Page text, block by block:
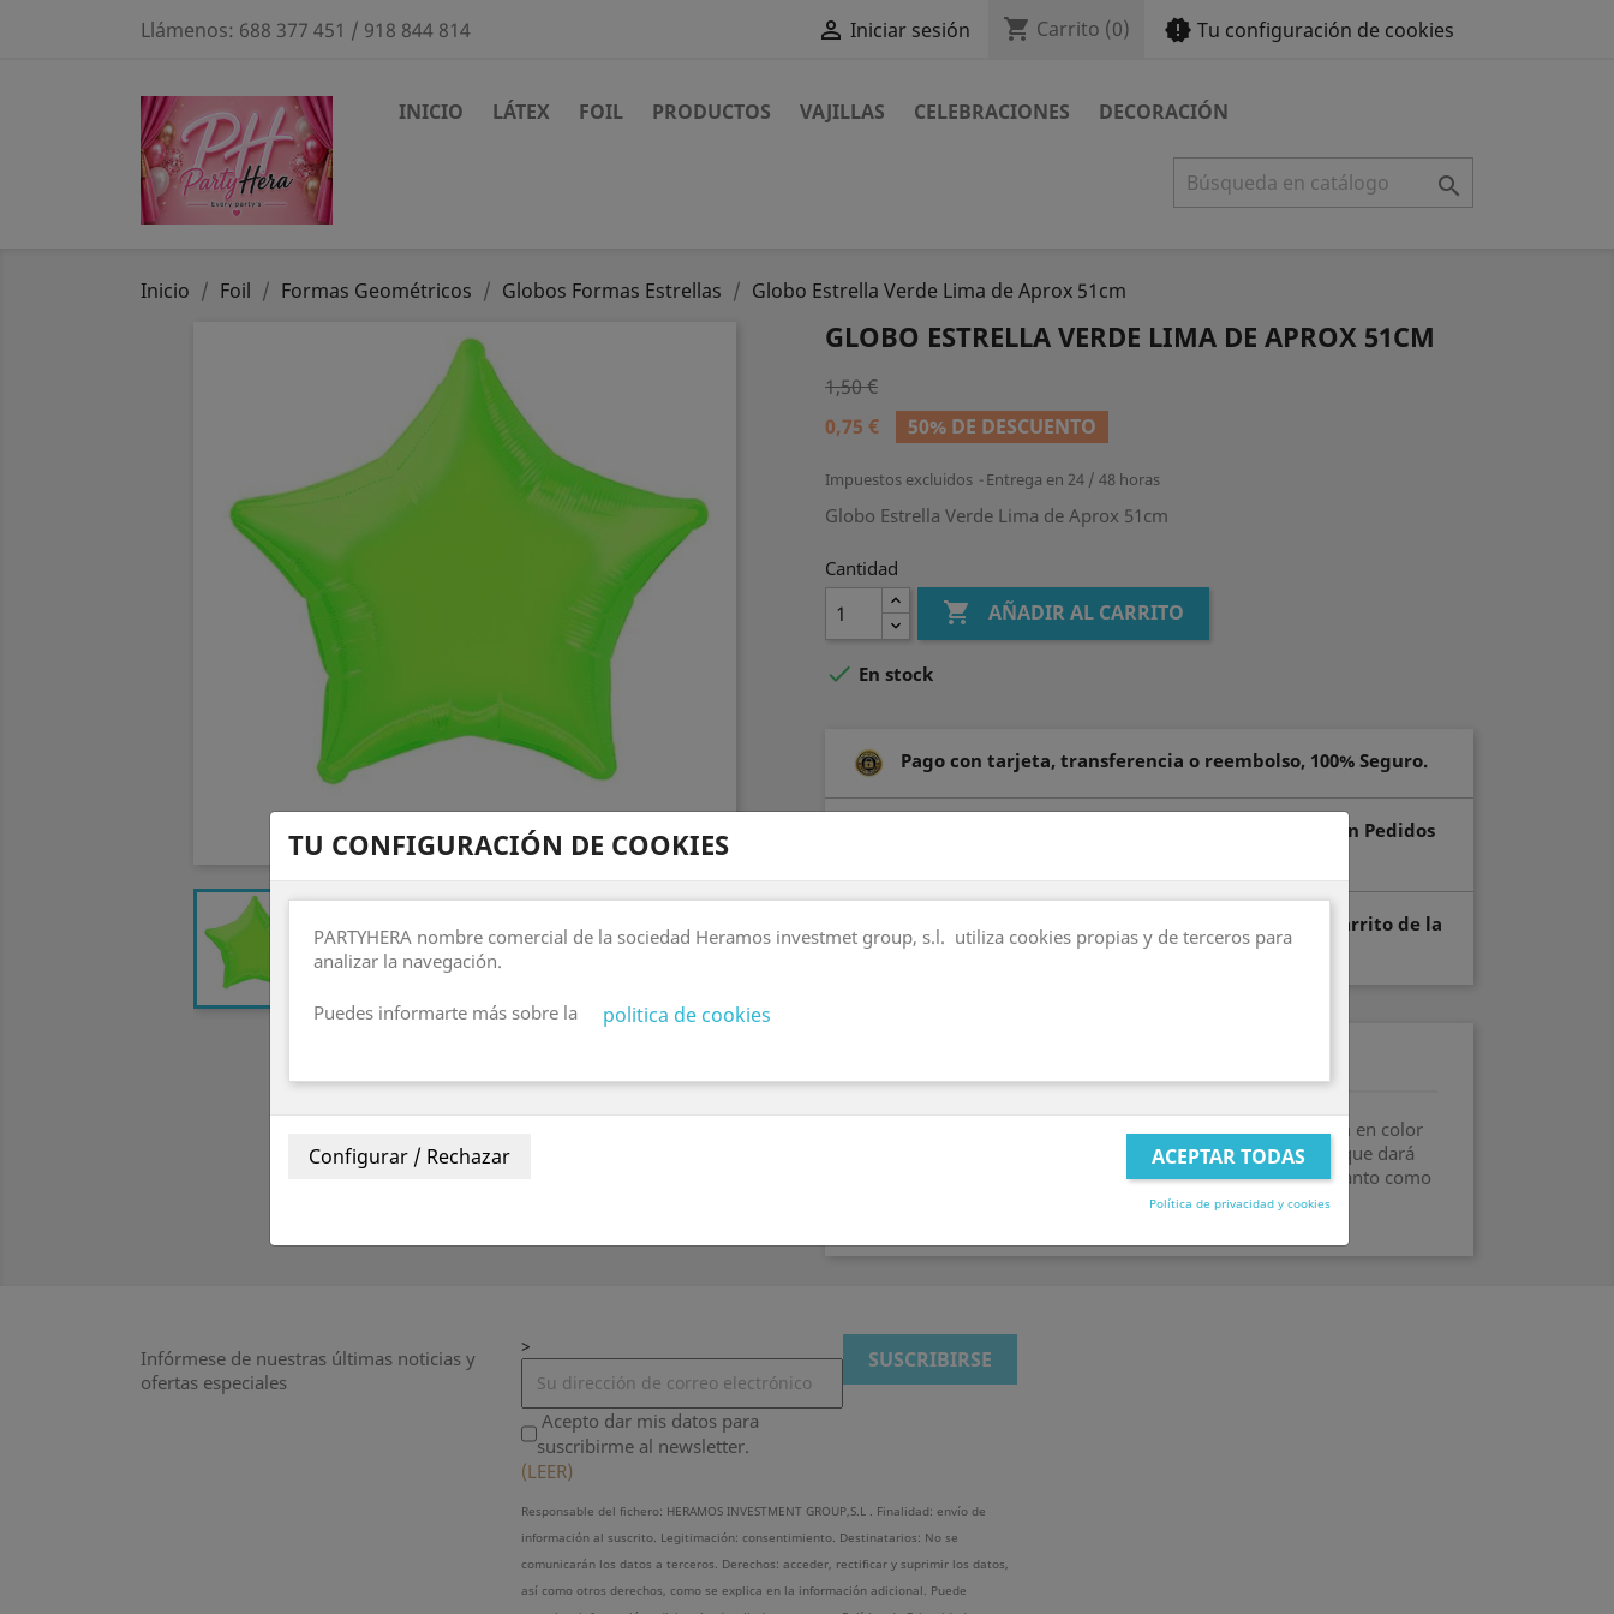
Llámenos: 688 377 451 / 918 844 814  Iniciar sesión shopping_cart Carrito (0) new_releases Tu configuración de cookies
INICIO LÁTEX FOIL PRODUCTOS VAJILLAS CELEBRACIONES DECORACIÓN

Inicio Foil Formas Geométricos Globos Formas Estrellas Globo Estrella Verde Lima de Aprox 51cm
GLOBO ESTRELLA VERDE LIMA DE APROX 51CM
1,50 €
0,75 €
50% DE DESCUENTO
Impuestos excluidos Entrega en 24 / 48 horas
Globo Estrella Verde Lima de Aprox 51cm
Cantidad
 AÑADIR AL CARRITO
 En stock
Pago con tarjeta, transferencia o reembolso, 100% Seguro.
Stock Real y Envíos 24/72h laborables y GRATIS* en Pedidos
Descuentos por compras, añade el cupón en tu carrito de la
compra antes de finalizar tu pedido
Precioso globo de foil con forma de estrella de Aprox 51cm en color
Verde Lima. Es ideal para cualquier tipo de celebración ya que dará
un toque especial a tu fiesta. Se vende sin inflar y es apto tanto como
aire como para helio. ¡¡TE ENCANTARÁ!!
Infórmese de nuestras últimas noticias y
ofertas especiales
>
Acepto dar mis datos para
suscribirme al newsletter.
(LEER)
Responsable del fichero: HERAMOS INVESTMENT GROUP,S.L . Finalidad: envío de
información al suscrito. Legitimación: consentimiento. Destinatarios: No se
comunicarán los datos a terceros. Derechos: acceder, rectificar y suprimir los datos,
así como otros derechos, como se explica en la información adicional. Puede
TU CONFIGURACIÓN DE COOKIES
PARTYHERA nombre comercial de la sociedad Heramos investmet group, s.l. utiliza cookies propias y de terceros para
analizar la navegación.
Puedes informarte más sobre la politica de cookies
Política de privacidad y cookies